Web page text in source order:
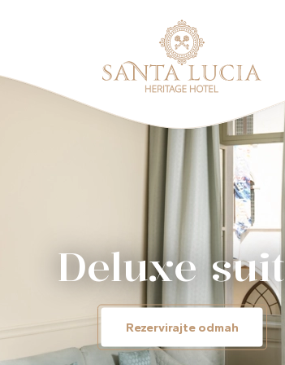
Deluxe
Rezervirajte odmah